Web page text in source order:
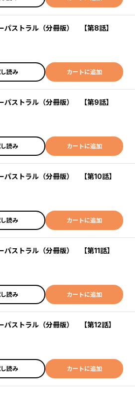
パストラル（分冊版） 【第8話】
読み カートに追加
パストラル（分冊版） 【第9話】
読み カートに追加
パストラル（分冊版） 【第10話】
読み カートに追加
パストラル（分冊版） 【第11話】
読み カートに追加
パストラル（分冊版） 【第12話】
読み カートに追加